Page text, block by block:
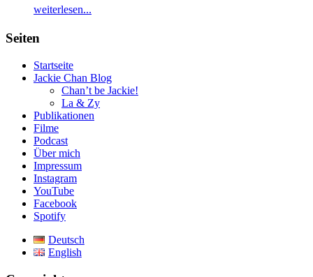
weiterlesen...
Seiten
Startseite
Jackie Chan Blog
Chan’t be Jackie!
La & Zy
Publikationen
Filme
Podcast
Über mich
Impressum
Instagram
YouTube
Facebook
Spotify
Deutsch
English